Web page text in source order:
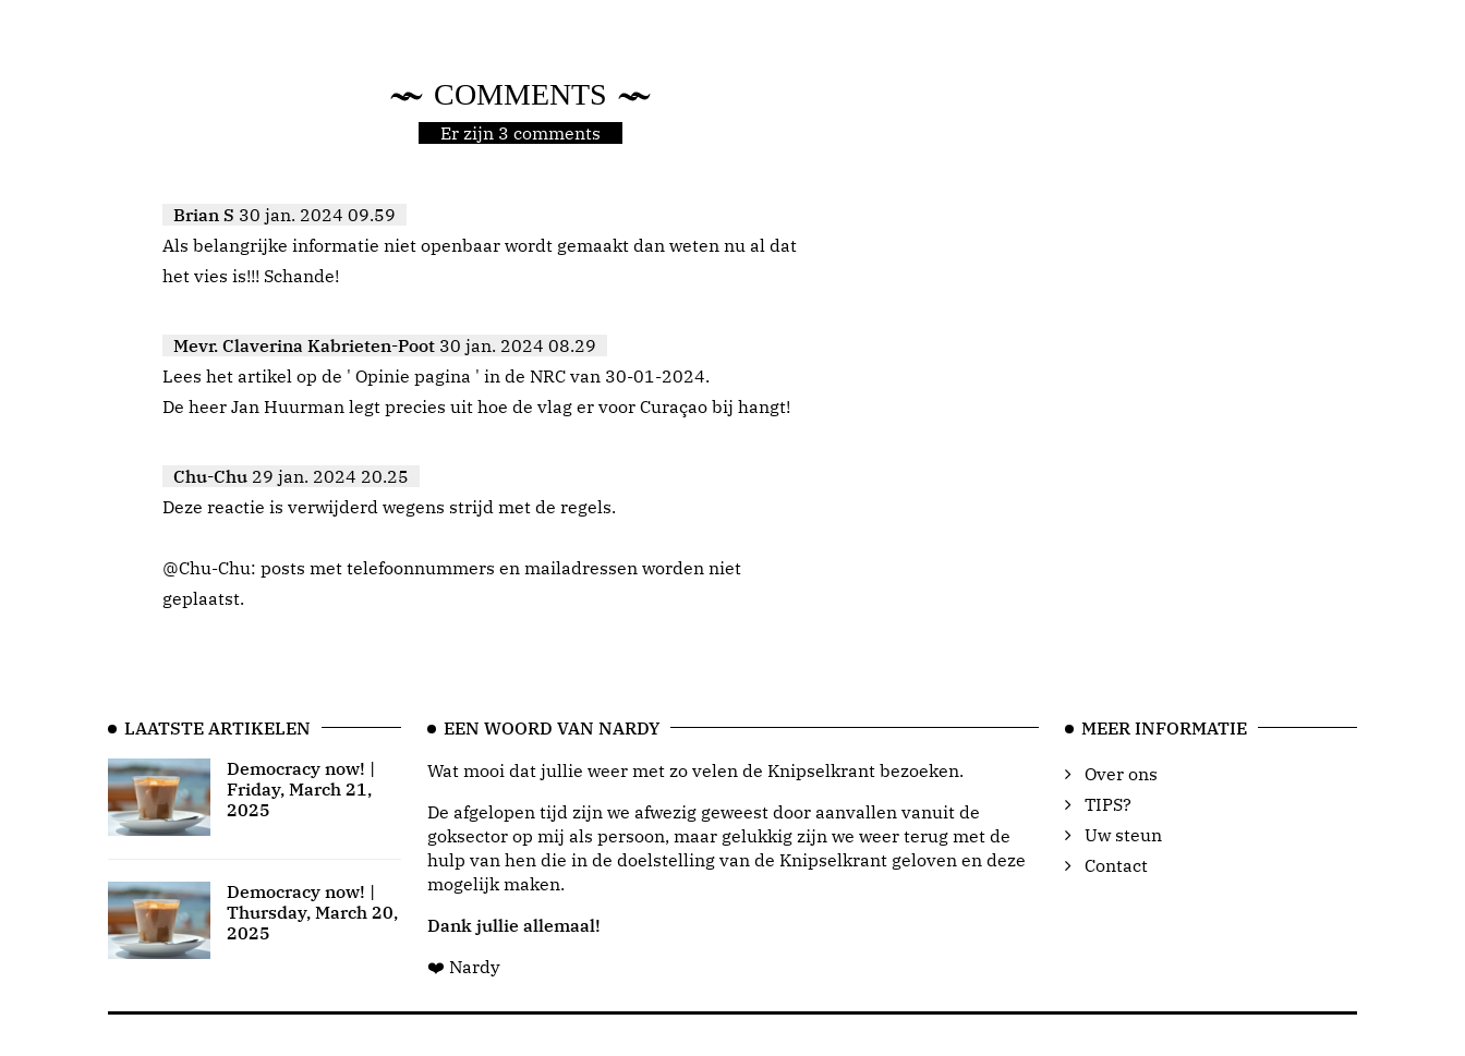
COMMENTS
Er zijn 3 comments
Brian S 30 jan. 2024 09.59
Als belangrijke informatie niet openbaar wordt gemaakt dan weten nu al dat
het vies is!!! Schande!
Mevr. Claverina Kabrieten-Poot 30 jan. 2024 08.29
Lees het artikel op de ' Opinie pagina ' in de NRC van 30-01-2024.
De heer Jan Huurman legt precies uit hoe de vlag er voor Curaçao bij hangt!
Chu-Chu 29 jan. 2024 20.25
Deze reactie is verwijderd wegens strijd met de regels.
@Chu-Chu: posts met telefoonnummers en mailadressen worden niet
geplaatst.
LAATSTE ARTIKELEN
Democracy now! |
Friday, March 21,
2025
Democracy now! |
Thursday, March 20,
2025
EEN WOORD VAN NARDY
Wat mooi dat jullie weer met zo velen de Knipselkrant bezoeken.
De afgelopen tijd zijn we afwezig geweest door aanvallen vanuit de
goksector op mij als persoon, maar gelukkig zijn we weer terug met de
hulp van hen die in de doelstelling van de Knipselkrant geloven en deze
mogelijk maken.
Dank jullie allemaal!
❤️ Nardy
MEER INFORMATIE
Over ons
TIPS?
Uw steun
Contact